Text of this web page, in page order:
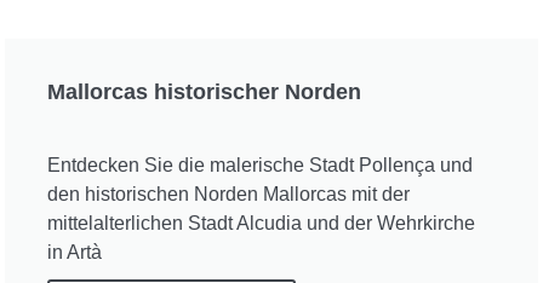
Mallorcas historischer Norden
Entdecken Sie die malerische Stadt Pollença und
den historischen Norden Mallorcas mit der
mittelalterlichen Stadt Alcudia und der Wehrkirche
in Artà